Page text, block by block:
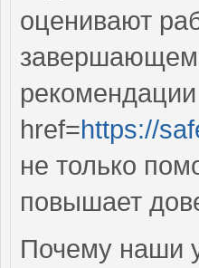
оценивают
завершающем
href=https://
не только
повышает
Почему наши